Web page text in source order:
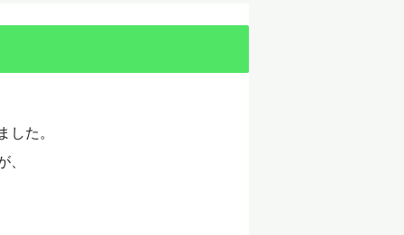
した。
、